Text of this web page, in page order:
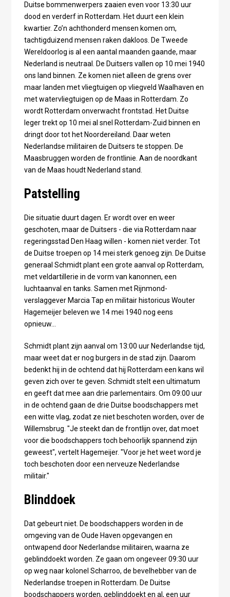
Duitse bommenwerpers zaaien even voor 13:30 uur
dood en verderf in Rotterdam. Het duurt een klein
kwartier. Zo’n achthonderd mensen komen om,
tachtigduizend mensen raken dakloos. De Tweede
Wereldoorlog is al een aantal maanden gaande, maar
Nederland is neutraal. De Duitsers vallen op 10 mei 1940
ons land binnen. Ze komen niet alleen de grens over
maar landen met vliegtuigen op vliegveld Waalhaven en
met watervliegtuigen op de Maas in Rotterdam. Zo
wordt Rotterdam onverwacht frontstad. Het Duitse
leger trekt op 10 mei al snel Rotterdam-Zuid binnen en
dringt door tot het Noordereiland. Daar weten
Nederlandse militairen de Duitsers te stoppen. De
Maasbruggen worden de frontlinie. Aan de noordkant
van de Maas houdt Nederland stand.
Patstelling
Die situatie duurt dagen. Er wordt over en weer
geschoten, maar de Duitsers - die via Rotterdam naar
regeringsstad Den Haag willen - komen niet verder. Tot
de Duitse troepen op 14 mei sterk genoeg zijn. De Duitse
generaal Schmidt plant een grote aanval op Rotterdam,
met veldartillerie in de vorm van kanonnen, een
luchtaanval en tanks. Samen met Rijnmond-
verslaggever Marcia Tap en militair historicus Wouter
Hagemeijer beleven we 14 mei 1940 nog eens
opnieuw...
Schmidt plant zijn aanval om 13:00 uur Nederlandse tijd,
maar weet dat er nog burgers in de stad zijn. Daarom
bedenkt hij in de ochtend dat hij Rotterdam een kans wil
geven zich over te geven. Schmidt stelt een ultimatum
en geeft dat mee aan drie parlementairs. Om 09:00 uur
in de ochtend gaan de drie Duitse boodschappers met
een witte vlag, zodat ze niet beschoten worden, over de
Willemsbrug. "Je steekt dan de frontlijn over, dat moet
voor die boodschappers toch behoorlijk spannend zijn
geweest", vertelt Hagemeijer. "Voor je het weet word je
toch beschoten door een nerveuze Nederlandse
militair."
Blinddoek
Dat gebeurt niet. De boodschappers worden in de
omgeving van de Oude Haven opgevangen en
ontwapend door Nederlandse militairen, waarna ze
geblinddoekt worden. Ze gaan om ongeveer 09:30 uur
op weg naar kolonel Scharroo, de bevelhebber van de
Nederlandse troepen in Rotterdam. De Duitse
boodschappers worden, geblinddoekt en al, een uur